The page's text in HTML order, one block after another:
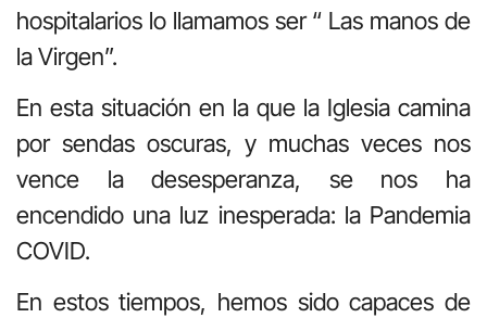
hospitalarios lo llamamos ser “ Las manos de
la Virgen”.
En esta situación en la que la Iglesia camina
por sendas oscuras, y muchas veces nos
vence la desesperanza, se nos ha
encendido una luz inesperada: la Pandemia
COVID.
En estos tiempos, hemos sido capaces de